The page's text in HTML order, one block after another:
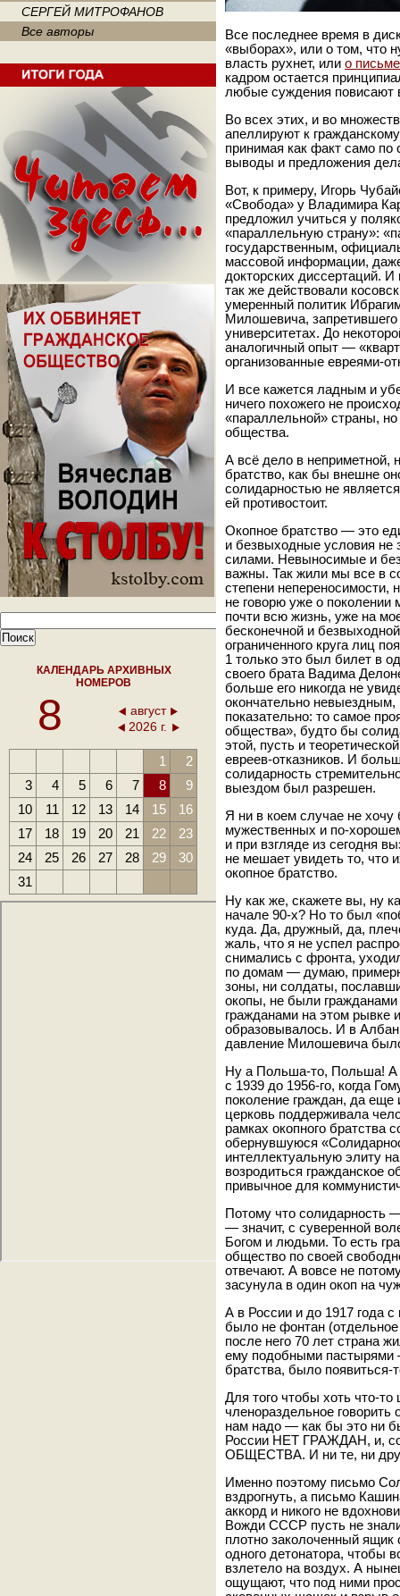
СЕРГЕЙ МИТРОФАНОВ
Все авторы
КАЛЕНДАРЬ АРХИВНЫХ
НОМЕРОВ
8
август
2026 г.
1
2
3
4 5 6 7 8
9
10
11 12 13 14 15
16
17
18 19 20 21 22
23
24
25 26 27 28 29
30
31
Все последнее время в
«выборах», или о том, что
власть рухнет, или о
кадром остается
любые суждения повисают
Во всех этих, и во
апеллируют к
принимая как факт само по
выводы и предложения
Вот, к примеру, Игорь
«Свобода» у Владимира
предложил учиться у
«параллельную страну»:
государственным,
массовой информации,
докторских диссертаций.
так же действовали
умеренный политик
Милошевича,
университетах. До
аналогичный опыт —
организованные евреями-
И все кажется ладным и
ничего похожего не
«параллельной» страны,
общества.
А всё дело в неприметной,
братство, как бы внешне
солидарностью не
ей противостоит.
Окопное братство — это
и безвыходные условия
силами. Невыносимые и
важны. Так жили мы все в
степени непереносимости,
не говорю уже о
почти всю жизнь, уже на
бесконечной и
ограниченного круга лиц
1 только это был билет в
своего брата Вадима
больше его никогда не
окончательно невыездным,
показательно: то самое
общества», будто бы
этой, пусть и
евреев-отказников. И
солидарность
выездом был разрешен.
Я ни в коем случае не хочу
мужественных и по-
и при взгляде из сегодня
не мешает увидеть то, что
окопное братство.
Ну как же, скажете вы, ну
начале 90-х? Но то был
куда. Да, дружный, да,
жаль, что я не успел
снимались с фронта,
по домам — думаю,
зоны, ни солдаты,
окопы, не были гражданами
гражданами на этом рывке
образовывалось. И в
давление Милошевича
Ну а Польша-то, Польша! А
с 1939 до 1956-го, когда
поколение граждан, да еще
церковь поддерживала
рамках окопного братства
обернувшуюся
интеллектуальную элиту
возродиться гражданское
привычное для
Потому что солидарность
— значит, с суверенной
Богом и людьми. То есть
общество по своей
отвечают. А вовсе не
засунула в один окоп на
А в России и до 1917 года
было не фонтан
после него 70 лет страна
ему подобными пастырями
братства, было появиться-
Для того чтобы хоть что-
членораздельное говорить
нам надо — как бы это ни
России НЕТ ГРАЖДАН, и,
ОБЩЕСТВА. И ни те, ни
Именно поэтому письмо
вздрогнуть, а письмо
аккорд и никого не
Вожди СССР пусть не
плотно заколоченный
одного детонатора, чтобы
взлетело на воздух. А
ощущают, что под ними